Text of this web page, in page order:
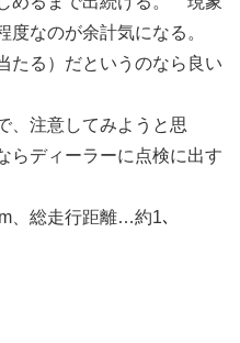
度なのが余計気になる。
たる）だというのなら良い
、注意してみようと思
ディーラーに点検に出す
、総走行距離…約1､